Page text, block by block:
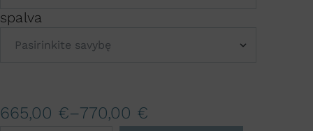
spalva
665,00 €–770,00 €
t
e